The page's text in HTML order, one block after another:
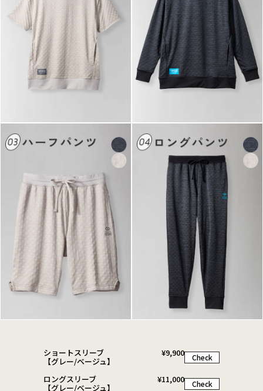
ショートスリーブ
【グレー/ベージュ】
¥9,900 Check
ロングスリーブ
【グレー/ベージュ】
¥11,000 Check